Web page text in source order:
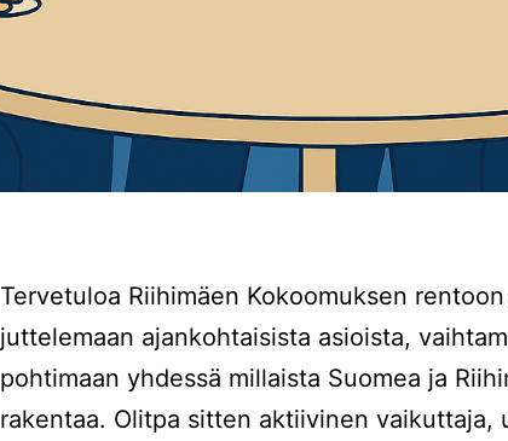
Tervetuloa Riihimäen Kokoomuksen
juttelemaan ajankohtaisista asioista,
pohtimaan yhdessä millaista Suomea ja
rakentaa. Olitpa sitten aktiivinen vaikuttaja,